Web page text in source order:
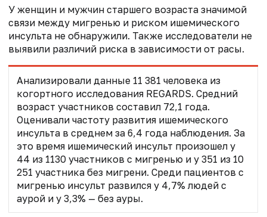
У женщин и мужчин старшего возраста значимой
связи между мигренью и риском ишемического
инсульта не обнаружили. Также исследователи не
выявили различий риска в зависимости от расы.
Анализировали данные 11 381 человека из
когортного исследования REGARDS. Средний
возраст участников составил 72,1 года.
Оценивали частоту развития ишемического
инсульта в среднем за 6,4 года наблюдения. За
это время ишемический инсульт произошел у
44 из 1130 участников с мигренью и у 351 из 10
251 участника без мигрени. Среди пациентов с
мигренью инсульт развился у 4,7% людей с
аурой и у 3,3% — без ауры.